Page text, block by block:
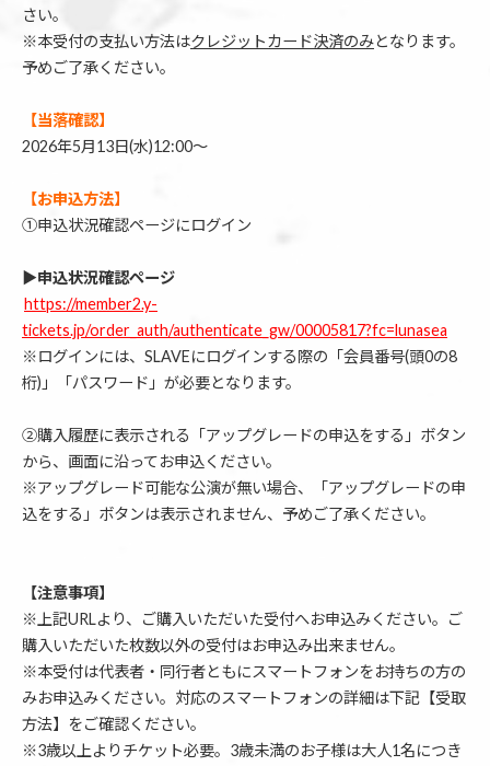
さい。
※本受付の支払い方法はクレジットカード決済のみとなります。
予めご了承ください。
【当落確認】
2026年5月13日(水)12:00～
【お申込方法】
①申込状況確認ページにログイン
▶︎申込状況確認ページ
https://member2.y-
tickets.jp/order_auth/authenticate_gw/00005817?fc=lunasea
※ログインには、SLAVEにログインする際の「会員番号(頭0の8
桁)」「パスワード」が必要となります。
②購入履歴に表示される「アップグレードの申込をする」ボタン
から、画面に沿ってお申込ください。
※アップグレード可能な公演が無い場合、「アップグレードの申
込をする」ボタンは表示されません、予めご了承ください。
【注意事項】
※上記URLより、ご購入いただいた受付へお申込みください。ご
購入いただいた枚数以外の受付はお申込み出来ません。
※本受付は代表者・同行者ともにスマートフォンをお持ちの方の
みお申込みください。対応のスマートフォンの詳細は下記【受取
方法】をご確認ください。
※3歳以上よりチケット必要。3歳未満のお子様は大人1名につき